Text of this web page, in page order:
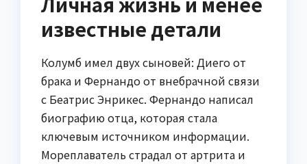
известные детали
Колумб имел двух сыновей: Диего от
брака и Фернандо от внебрачной связи
с Беатрис Энрикес. Фернандо написал
биографию отца, которая стала
ключевым источником информации.
Мореплаватель страдал от артрита и